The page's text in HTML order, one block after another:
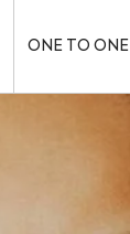
ONE TO ONE